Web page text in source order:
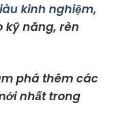
kinh nghiệm,
kỹ năng, rèn
phá thêm các
nhất trong